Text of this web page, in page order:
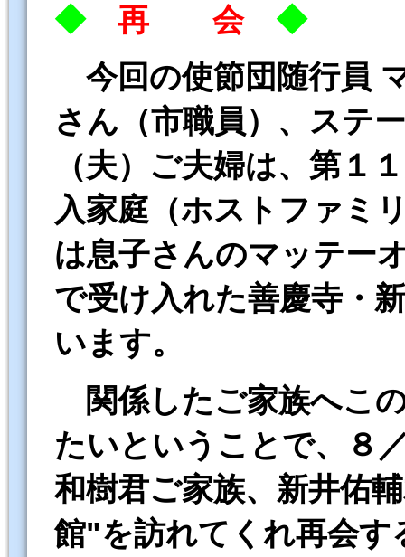
◆ 再 会
◆
今回の使節団随行員
さん（市職員）、ステ
（夫）ご夫婦は、第１
入家庭（ホストファミ
は息子さんのマッテー
で受け入れた善慶寺・
います。
関係したご家族へこ
たいということで、８
和樹君ご家族、新井佑
館"を訪れてくれ再会す